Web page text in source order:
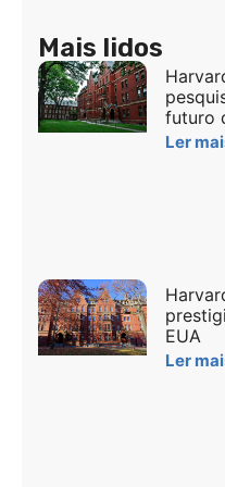
Mais lidos
futuro
Ler
EUA
Ler